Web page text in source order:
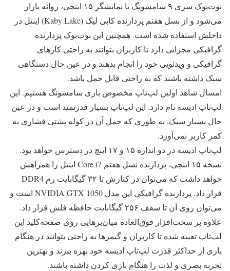
نوت‌بوک سری ۹ سامسونگ با نمایشگر ۱۵ اینچی، روانه بازار
می‌شود و از نسل هفتم پردازنده کابی لیک (Kaby Lake) اینتل در
داخلش استفاده شده است. همچنین این نوت‌بوک پردازنده
گرافیکی مجزایی دارد تا کاربران بتوانند به راحتی کارهای
گرافیکی و ویدئویی خود را انجام بدهند و در عین حال دستگاهی
سبک داشته باشند که به راحتی قابل حمل باشد.
امسال شاهد اولین لپ‌تاپ مخصوص بازی سامسونگ هستیم. این
لپ‌تاپ ادیسه نام دارد. این لپ‌تاپ بسیار قدرتمند است و در عین
حال بسیار سبک. به طوری که حمل آن در کوله پشتی فشاری به
کمر کاربر نمی‌آورد.
لپ‌تاپ ادیسه در دو اندازه ۱۵ و ۱۷ اینچ در دسترس خواهد بود.
نسخه ۱۵ اینچی، پردازنده نسل هفتم Core i7 اینتل را همراهش
خواهد داشت که می‌توان در کنارش تا ۳۲ گیگابایت رم DDR4
قرار داد. پردازنده گرافیکی این مدل NVIDIA GTX 1050 است و
می‌توان روی آن تا سقف ۲۵۶ گیگابایت حافظه فلش قرار داد.
علاوه بر سخت‌افزار فوق‌العاده میان‌برهایی روی صفحه‌کلید این
لپ‌تاپ تعبیه شده تا کاربران و گیمرها به راحتی بتوانند در هنگام
بازی از حداکثر قدرت لپ‌تاپ ادیسه خود بهره ببرند و بهترین
تجربه بصری و لذت را هنگام بازی کردن داشته باشند.